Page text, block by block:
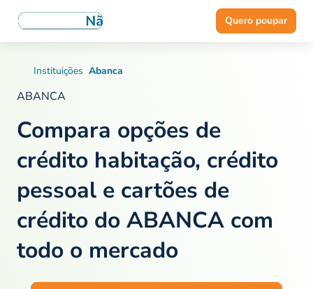
Quero poupar
Instituições Abanca
ABANCA
Compara opções de
crédito habitação, crédito
pessoal e cartões de
crédito do ABANCA com
todo o mercado